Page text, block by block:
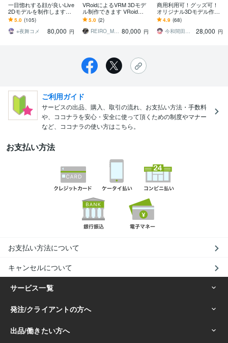
一目惚れする顔が良いLive
2Dモデルを制作します
【商用可】パーフェクト
シンク対応可！動くOPED
制作可！
5.0 (105)
※夜舞コメ
80,000 円
VRoidによるVRM 3Dモデ
ル制作できます VRoidの
枠を超えたクオリティを
追求できます
5.0 (2)
REIRO_MCno151 80,000 円
商用利用可！グッズ可！
オリジナル3Dモデル作り
ます Vtuber活動やゲーム
配信、VRChat等に！お着
替え可能
4.9 (68)
今和間田せぃが
28,000 円
ご利用ガイド
サービスの出品、購入、取引の流れ、お支払い方法・手数料
や、ココナラを安心・安全に使って頂くための制度やマナー
など、ココナラの使い方はこちら。
お支払い方法
お支払い方法について
キャンセルについて